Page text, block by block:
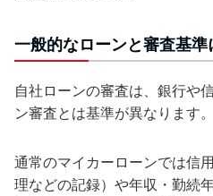
一般的なローンと審査基準
自社ローンの審査は、銀行や
ン審査とは基準が異なります。
通常のマイカーローンでは信
理などの記録）や年収・勤続